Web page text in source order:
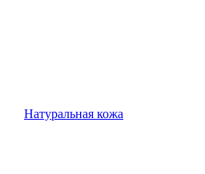
Натуральная кожа